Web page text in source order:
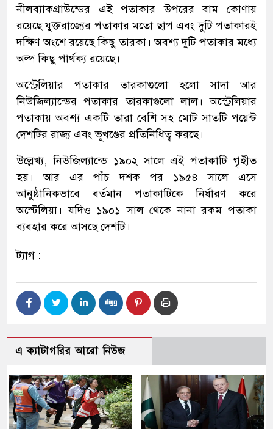
নীলব্যাকগ্রাউন্ডের এই পতাকার উপরের বাম কোণায়
রয়েছে যুক্তরাজ্যের পতাকার মতো ছাপ এবং দুটি পতাকারই
দক্ষিণ অংশে রয়েছে কিছু তারকা। অবশ্য দুটি পতাকার মধ্যে
অল্প কিছু পার্থক্য রয়েছে।
অস্ট্রেলিয়ার পতাকার তারকাগুলো হলো সাদা আর
নিউজিল্যান্ডের পতাকার তারকাগুলো লাল। অস্ট্রেলিয়ার
পতাকায় অবশ্য একটি তারা বেশি সহ মোট সাতটি পয়েন্ট
দেশটির রাজ্য এবং ভূখণ্ডের প্রতিনিধিত্ব করছে।
উল্লেখ্য, নিউজিল্যান্ডে ১৯০২ সালে এই পতাকাটি গৃহীত
হয়। আর এর পাঁচ দশক পর ১৯৫৪ সালে এসে
আনুষ্ঠানিকভাবে বর্তমান পতাকাটিকে নির্ধারণ করে
অস্টেলিয়া। যদিও ১৯০১ সাল থেকে নানা রকম পতাকা
ব্যবহার করে আসছে দেশটি।
ট্যাগ :
এ ক্যাটাগরির আরো নিউজ